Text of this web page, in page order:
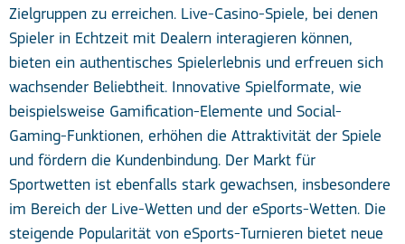
Zielgruppen zu erreichen. Live-Casino-Spiele, bei denen
Spieler in Echtzeit mit Dealern interagieren können,
bieten ein authentisches Spielerlebnis und erfreuen sich
wachsender Beliebtheit. Innovative Spielformate, wie
beispielsweise Gamification-Elemente und Social-
Gaming-Funktionen, erhöhen die Attraktivität der Spiele
und fördern die Kundenbindung. Der Markt für
Sportwetten ist ebenfalls stark gewachsen, insbesondere
im Bereich der Live-Wetten und der eSports-Wetten. Die
steigende Popularität von eSports-Turnieren bietet neue